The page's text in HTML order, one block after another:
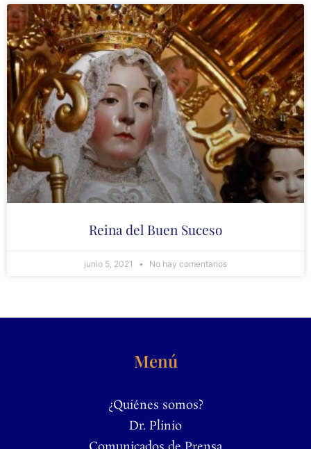
Reina del Buen Suceso
junio 5, 2021 No hay comentarios
Menú
¿Quiénes somos?
Dr. Plinio